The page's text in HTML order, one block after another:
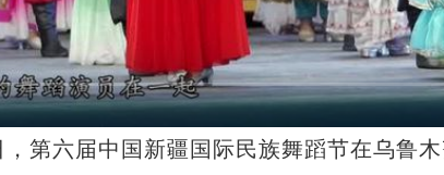
六届中国新疆国际民族舞蹈节在乌鲁木